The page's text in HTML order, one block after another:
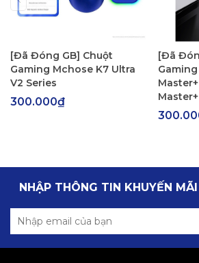
[Đã Đóng GB] Chuột
Gaming Mchose K7 Ultra
V2 Series
300.000₫
[Đã
Master+
NHẬP THÔNG TIN KHUYẾN